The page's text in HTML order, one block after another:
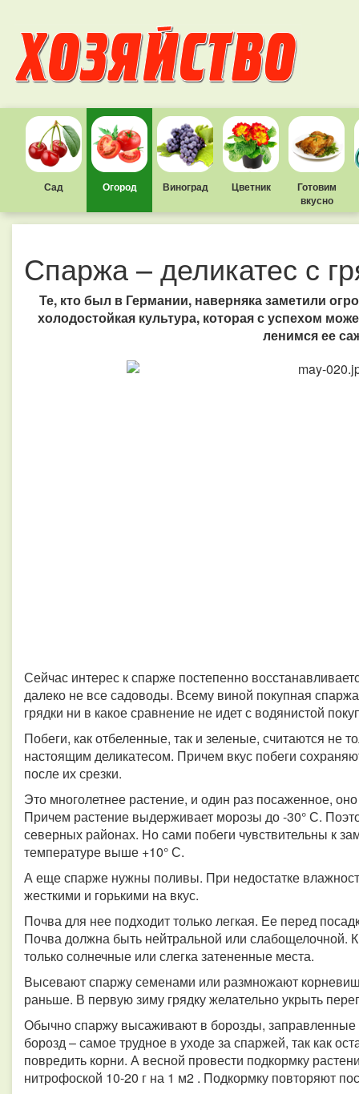
Сад Огород Виноград Цветник
Готовим
вкусно
Спаржа – деликатес с
Те, кто был в Германии, наверняка заметили
холодостойкая культура, которая с успехом
ленимся ее
Сейчас интерес к спарже постепенно
далеко не все садоводы. Всему виной покупная
грядки ни в какое сравнение не идет с водянистой
Побеги, как отбеленные, так и зеленые, считаются не
настоящим деликатесом. Причем вкус побеги
после их срезки.
Это многолетнее растение, и один раз посаженное,
Причем растение выдерживает морозы до -30° С.
северных районах. Но сами побеги чувствительны к
температуре выше +10° С.
А еще спарже нужны поливы. При недостатке
жесткими и горькими на вкус.
Почва для нее подходит только легкая. Ее перед
Почва должна быть нейтральной или слабощелочной.
только солнечные или слегка затененные места.
Высевают спаржу семенами или размножают
раньше. В первую зиму грядку желательно укрыть
Обычно спаржу высаживают в борозды,
борозд – самое трудное в уходе за спаржей, так как
повредить корни. А весной провести подкормку
нитрофоской 10-20 г на 1 м2 . Подкормку повторяют